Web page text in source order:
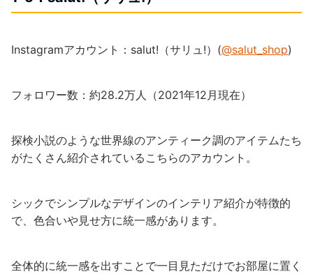
Instagramアカウント：salut!（サリュ!）(@salut_shop)
フォロワー数：約28.2万人（2021年12月現在）
探検小説のような世界線のアンティーク調のアイテムたち
がたくさん紹介されているこちらのアカウント。
シックでシンプルなデザインのインテリア紹介が特徴的
で、色合いや見せ方に統一感があります。
全体的に統一感を出すことで一目見ただけでお部屋に置く